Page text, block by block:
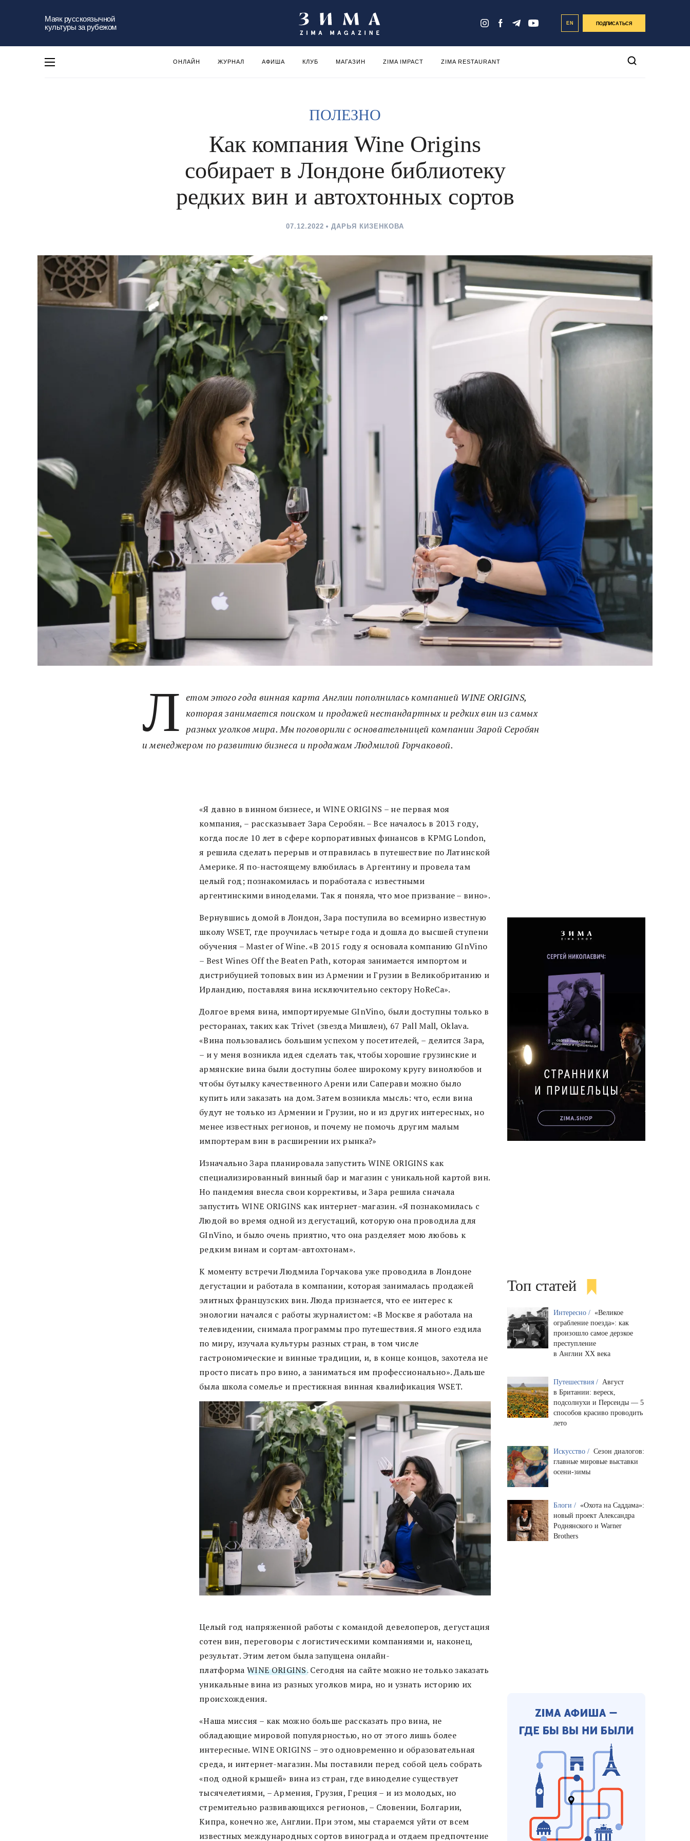
Маяк русскоязычной
культуры за рубежом
EN ПОДПИСАТЬСЯ
ОНЛАЙН ЖУРНАЛ АФИША КЛУБ МАГАЗИН ZIMA IMPACT ZIMA RESTAURANT
ПОЛЕЗНО
Как компания Wine Origins
собирает в Лондоне библиотеку
редких вин и автохтонных сортов
07.12.2022 ДАРЬЯ КИЗЕНКОВА
Л етом этого года винная карта Англии пополнилась компанией WINE ORIGINS,
которая занимается поиском и продажей нестандартных и редких вин из самых
разных уголков мира. Мы поговорили с основательницей компании Зарой Серобян
и менеджером по развитию бизнеса и продажам Людмилой Горчаковой.
«Я давно в винном бизнесе, и WINE ORIGINS – не первая моя
компания, – рассказывает Зара Серобян. – Все началось в 2013 году,
когда после 10 лет в сфере корпоративных финансов в KPMG London,
я решила сделать перерыв и отправилась в путешествие по Латинской
Америке. Я по-настоящему влюбилась в Аргентину и провела там
целый год; познакомилась и поработала с известными
аргентинскими виноделами. Так я поняла, что мое призвание – вино».
Вернувшись домой в Лондон, Зара поступила во всемирно известную
школу WSET, где проучилась четыре года и дошла до высшей ступени
обучения – Master of Wine. «В 2015 году я основала компанию GInVino
– Best Wines Off the Beaten Path, которая занимается импортом и
дистрибуцией топовых вин из Армении и Грузии в Великобританию и
Ирландию, поставляя вина исключительно сектору HoReCa».
Долгое время вина, импортируемые GInVino, были доступны только в
ресторанах, таких как Trivet (звезда Мишлен), 67 Pall Mall, Oklava.
«Вина пользовались большим успехом у посетителей, – делится Зара,
– и у меня возникла идея сделать так, чтобы хорошие грузинские и
армянские вина были доступны более широкому кругу винолюбов и
чтобы бутылку качественного Арени или Саперави можно было
купить или заказать на дом. Затем возникла мысль: что, если вина
будут не только из Армении и Грузии, но и из других интересных, но
менее известных регионов, и почему не помочь другим малым
импортерам вин в расширении их рынка?»
Изначально Зара планировала запустить WINE ORIGINS как
специализированный винный бар и магазин с уникальной картой вин.
Но пандемия внесла свои коррективы, и Зара решила сначала
запустить WINE ORIGINS как интернет-магазин. «Я познакомилась с
Людой во время одной из дегустаций, которую она проводила для
GInVino, и было очень приятно, что она разделяет мою любовь к
редким винам и сортам-автохтонам».
К моменту встречи Людмила Горчакова уже проводила в Лондоне
дегустации и работала в компании, которая занималась продажей
элитных французских вин. Люда признается, что ее интерес к
энологии начался с работы журналистом: «В Москве я работала на
телевидении, снимала программы про путешествия. Я много ездила
по миру, изучала культуры разных стран, в том числе
гастрономические и винные традиции, и, в конце концов, захотела не
просто писать про вино, а заниматься им профессионально». Дальше
была школа сомелье и престижная винная квалификация WSET.
Целый год напряженной работы с командой девелоперов, дегустация
сотен вин, переговоры с логистическими компаниями и, наконец,
результат. Этим летом была запущена онлайн-
платформаWINE ORIGINS. Сегодня на сайте можно не только заказать
уникальные вина из разных уголков мира, но и узнать историю их
происхождения.
«Наша миссия – как можно больше рассказать про вина, не
обладающие мировой популярностью, но от этого лишь более
интересные. WINE ORIGINS – это одновременно и образовательная
среда, и интернет-магазин. Мы поставили перед собой цель собрать
«под одной крышей» вина из стран, где виноделие существует
тысячелетиями, – Армения, Грузия, Греция – и из молодых, но
стремительно развивающихся регионов, – Словении, Болгарии,
Кипра, конечно же, Англии. При этом, мы стараемся уйти от всем
известных международных сортов винограда и отдаем предпочтение
Топ статей
Интересно / «Великое
ограбление поезда»: как
произошло самое дерзкое
преступление
в Англии XX века
Путешествия / Август
в Британии: вереск,
подсолнухи и Персеиды — 5
способов красиво проводить
лето
Искусство / Сезон диалогов:
главные мировые выставки
осени-зимы
Блоги / «Охота на Саддама»:
новый проект Александра
Роднянского и Warner
Brothers